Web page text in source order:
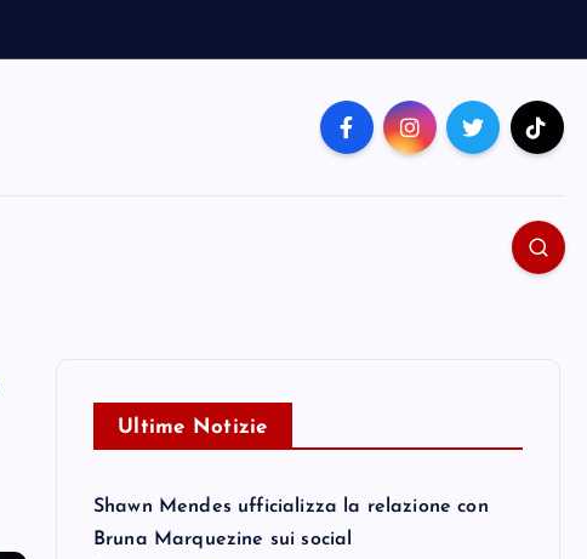
Ultime Notizie
Shawn Mendes ufficializza la relazione con
Bruna Marquezine sui social